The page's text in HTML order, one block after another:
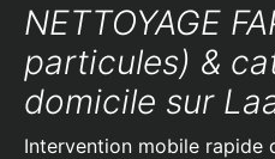
NETTOYAGE
particules) &
domicile sur
Intervention mobile rapide